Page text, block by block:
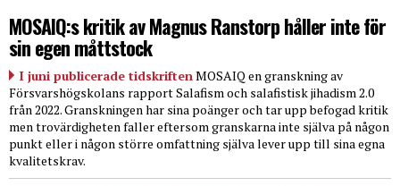
MOSAIQ:s kritik av Magnus Ranstorp håller inte för
sin egen måttstock
I juni publicerade tidskriftenMOSAIQ en granskning av
Försvarshögskolans rapport Salafism och salafistisk jihadism 2.0
från 2022. Granskningen har sina poänger och tar upp befogad kritik
men trovärdigheten faller eftersom granskarna inte själva på någon
punkt eller i någon större omfattning själva lever upp till sina egna
kvalitetskrav.